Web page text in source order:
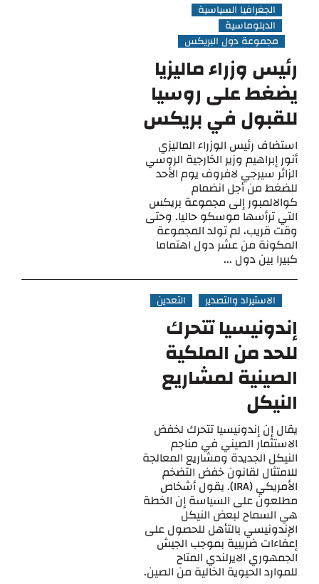
الجغرافيا السياسية
الدبلوماسية
مجموعة دول البريكس
رئيس وزراء ماليزيا
يضغط على روسيا
للقبول في بريكس
استضاف رئيس الوزراء الماليزي
أنور إبراهيم وزير الخارجية الروسي
الزائر سيرجي لافروف يوم الأحد
للضغط من أجل انضمام
كوالالمبور إلى مجموعة بريكس
التي ترأسها موسكو حاليا. وحتى
وقت قريب، لم تولد المجموعة
المكونة من عشر دول اهتماما
كبيرا بين دول ...
الاستيراد والتصدير التعدين
إندونيسيا تتحرك
للحد من الملكية
الصينية لمشاريع
النيكل
يقال إن إندونيسيا تتحرك لخفض
الاستثمار الصيني في مناجم
النيكل الجديدة ومشاريع المعالجة
للامتثال لقانون خفض التضخم
الأمريكي (IRA). يقول أشخاص
مطلعون على السياسة إن الخطة
هي السماح لبعض النيكل
الإندونيسي بالتأهل للحصول على
إعفاءات ضريبية بموجب الجيش
الجمهوري الايرلندي المتاح
للموارد الحيوية الخالية من الصين.